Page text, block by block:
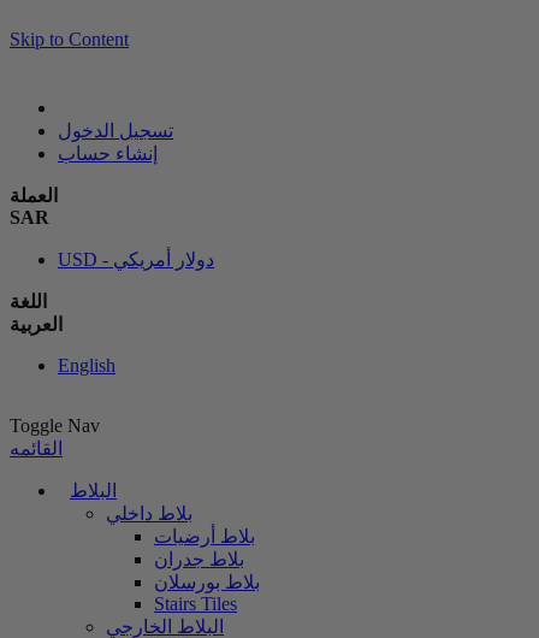
Skip to Content
تسجيل الدخول
إنشاء حساب
العملة
SAR
USD - دولار أمريكي
اللغة
العربية
English
Toggle Nav
القائمه
البلاط
بلاط داخلي
بلاط أرضيات
بلاط جدران
بلاط بورسلان
Stairs Tiles
البلاط الخارجي